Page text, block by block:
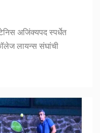
अजिंक्यपद स्पर्धेत
लायन्स संघांची